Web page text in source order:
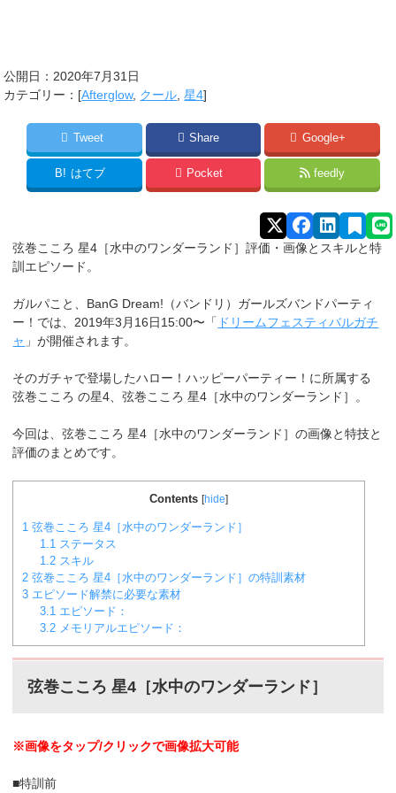
公開日： 2020年7月31日
カテゴリー：[Afterglow, クール ,星4]
Tweet Share Google+
B! はてブ Pocket feedly
弦巻こころ 星4［水中のワンダーランド］評価・画像とスキルと特
訓エピソード。
ガルパこと、BanG Dream!（バンドリ）ガールズバンドパーティ
ー！では、2019年3月16日15:00〜「 ドリームフェスティバルガチ
ャ 」が開催されます。
そのガチャで登場したハロー！ハッピーパーティー！に所属する
弦巻こころの星4、弦巻こころ 星4［水中のワンダーランド］。
今回は、弦巻こころ 星4［水中のワンダーランド］の画像と特技と
評価のまとめです。
Contents [hide]
1 弦巻こころ 星4［水中のワンダーランド］
1.1 ステータス
1.2 スキル
2 弦巻こころ 星4［水中のワンダーランド］の特訓素材
3 エピソード解禁に必要な素材
3.1 エピソード：
3.2 メモリアルエピソード：
弦巻こころ 星4［水中のワンダーランド］
※画像をタップ/クリックで画像拡大可能
■特訓前